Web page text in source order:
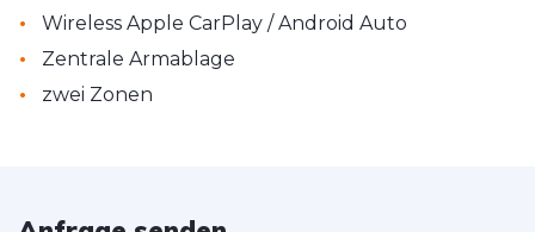
• Wireless Apple CarPlay / Android Auto
• Zentrale Armablage
• zwei Zonen